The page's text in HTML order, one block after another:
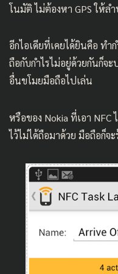
โนมัติ ไม่ต้องหา GPS ให้ล
อีกไอเดียที่เคยได้ยินคือ ทำ
ถือกับกำไรไม่อยู่ด้วยกันก็จ
อื่นขโมยมือถือไปเล่น
หรือของ Nokia ที่เอา NFC
ไว้ไม่ได้ถือมาด้วย มือถือก็จ